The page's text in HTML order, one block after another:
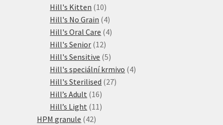
Hill's Kitten 1010
produktů
Hill's No Grain 44
produkty
Hill's Oral Care 44
Hill's Senior 1212
produktů
Hill's Sensitive 55
produktů
Hill's speciální krmivo 44
Hill's Sterilised 2727
Hill’s Adult 1616
produktů
Hill’s Light 11 11
HPM granule 4242